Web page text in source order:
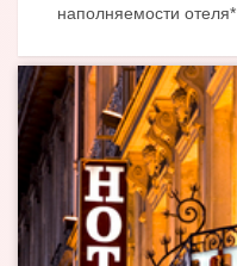
наполняемости отеля*